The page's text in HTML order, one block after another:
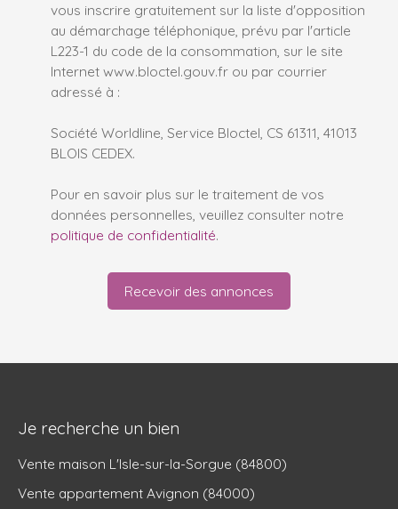
vous inscrire gratuitement sur la liste d'opposition
au démarchage téléphonique, prévu par l'article
L223-1 du code de la consommation, sur le site
Internet www.bloctel.gouv.fr ou par courrier
adressé à :
Société Worldline, Service Bloctel, CS 61311, 41013
BLOIS CEDEX.
Pour en savoir plus sur le traitement de vos
données personnelles, veuillez consulter notre
politique de confidentialité.
Recevoir des annonces
Je recherche un bien
Vente maison L'Isle-sur-la-Sorgue (84800)
Vente appartement Avignon (84000)